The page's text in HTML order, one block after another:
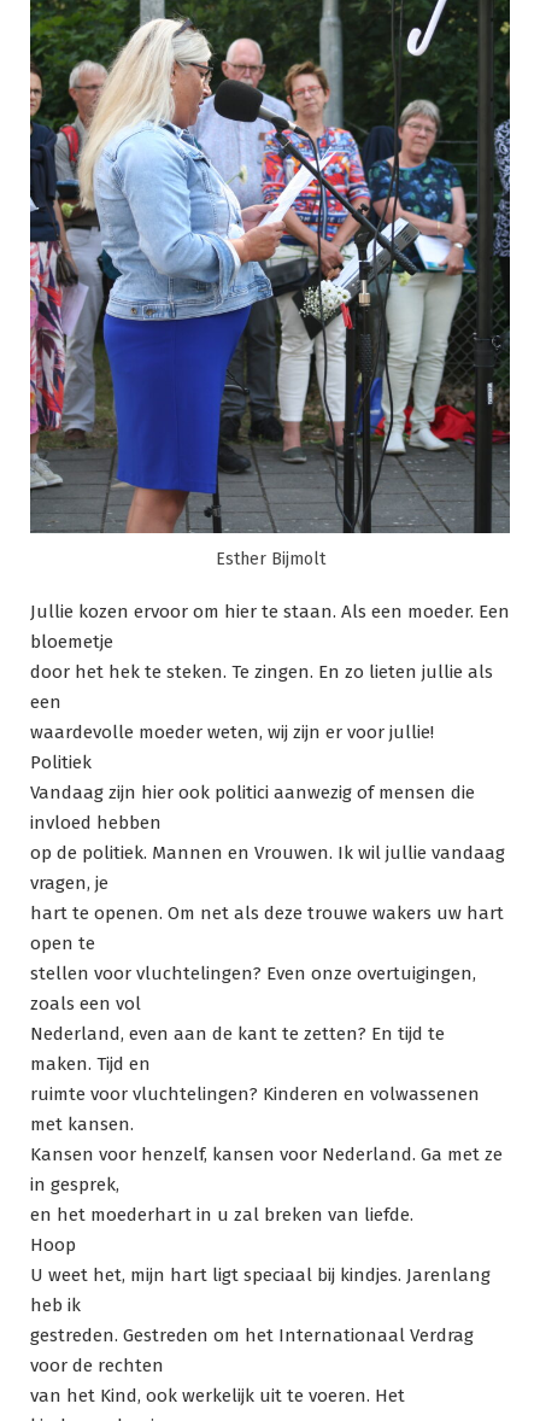
Esther Bijmolt
Jullie kozen ervoor om hier te staan. Als een moeder. Een
bloemetje
door het hek te steken. Te zingen. En zo lieten jullie als
een
waardevolle moeder weten, wij zijn er voor jullie!
Politiek
Vandaag zijn hier ook politici aanwezig of mensen die
invloed hebben
op de politiek. Mannen en Vrouwen. Ik wil jullie vandaag
vragen, je
hart te openen. Om net als deze trouwe wakers uw hart
open te
stellen voor vluchtelingen? Even onze overtuigingen,
zoals een vol
Nederland, even aan de kant te zetten? En tijd te
maken. Tijd en
ruimte voor vluchtelingen? Kinderen en volwassenen
met kansen.
Kansen voor henzelf, kansen voor Nederland. Ga met ze
in gesprek,
en het moederhart in u zal breken van liefde.
Hoop
U weet het, mijn hart ligt speciaal bij kindjes. Jarenlang
heb ik
gestreden. Gestreden om het Internationaal Verdrag
voor de rechten
van het Kind, ook werkelijk uit te voeren. Het